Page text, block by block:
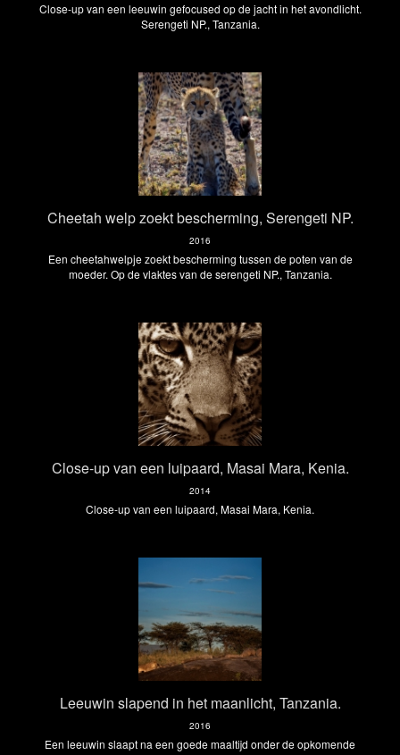
Close-up van een leeuwin gefocused op de jacht in het avondlicht.
Serengeti NP., Tanzania.
Cheetah welp zoekt bescherming, Serengeti NP.
2016
Een cheetahwelpje zoekt bescherming tussen de poten van de
moeder. Op de vlaktes van de serengeti NP., Tanzania.
Close-up van een luipaard, Masai Mara, Kenia.
2014
Close-up van een luipaard, Masai Mara, Kenia.
Leeuwin slapend in het maanlicht, Tanzania.
2016
Een leeuwin slaapt na een goede maaltijd onder de opkomende